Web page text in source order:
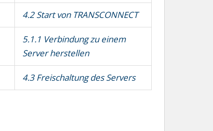
4.2 Start von TRANSCONNECT
5.1.1 Verbindung zu einem
Server herstellen
4.3 Freischaltung des Servers